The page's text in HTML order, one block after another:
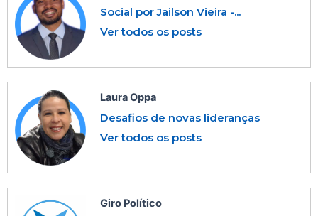
Social por Jailson Vieira -...
Ver todos os posts
Laura Oppa
Desafios de novas lideranças
Ver todos os posts
Giro Político